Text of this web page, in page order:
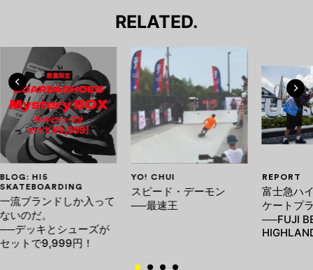
RELATED.
BLOG: HI5
SKATEBOARDING
一流ブランドしか入って
ないのだ。
──デッキとシューズが
セットで9,999円！
YO! CHUI
スピード・デーモン
──最速王
REPORT
富士急ハ
ケートプ
──FUJI